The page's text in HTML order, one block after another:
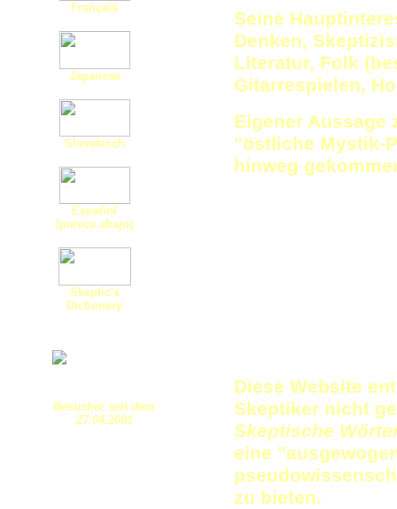
Français
Japanese
Slovakisch
Español
(parece abajo)
Skeptic's
Dictionary
Besucher seit dem
27.04.2001
Seine
Denken,
Literatur, Folk
Gitarrespielen,
Eigener Aussage
"östliche Mystik-
hinweg
Diese Website
Skeptiker nicht
Skeptische
eine
zu bieten.